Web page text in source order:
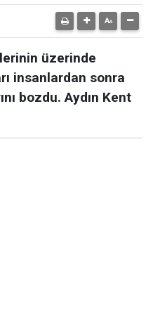
üzerinde
insanlardan sonra
bozdu. Aydın Kent